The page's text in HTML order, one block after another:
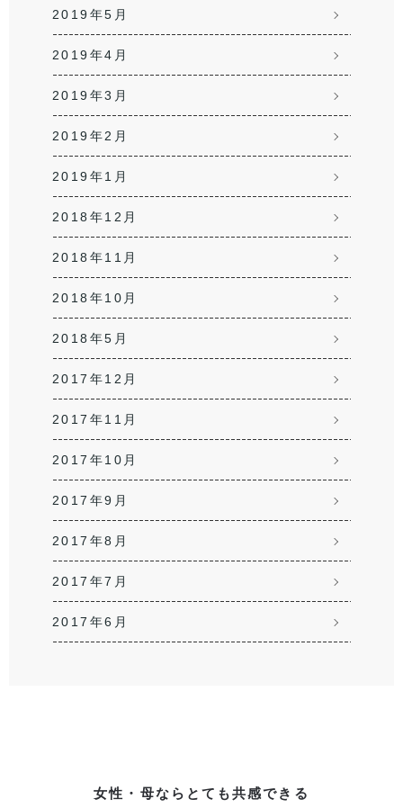
2019年5月
2019年4月
2019年3月
2019年2月
2019年1月
2018年12月
2018年11月
2018年10月
2018年5月
2017年12月
2017年11月
2017年10月
2017年9月
2017年8月
2017年7月
2017年6月
女性・母ならとても共感できる